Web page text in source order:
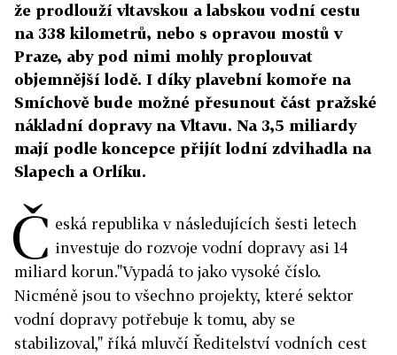
že prodlouží vltavskou a labskou vodní cestu
na 338 kilometrů, nebo s opravou mostů v
Praze, aby pod nimi mohly proplouvat
objemnější lodě. I díky plavební komoře na
Smíchově bude možné přesunout část pražské
nákladní dopravy na Vltavu. Na 3,5 miliardy
mají podle koncepce přijít lodní zdvihadla na
Slapech a Orlíku.
Č eská republika v následujících šesti letech
investuje do rozvoje vodní dopravy asi 14
miliard korun."Vypadá to jako vysoké číslo.
Nicméně jsou to všechno projekty, které sektor
vodní dopravy potřebuje k tomu, aby se
stabilizoval," říká mluvčí Ředitelství vodních cest